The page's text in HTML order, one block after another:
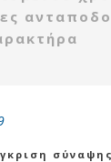
σύναψης